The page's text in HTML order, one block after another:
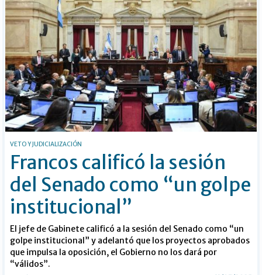
VETO Y JUDICIALIZACIÓN
Francos calificó la sesión
del Senado como “un golpe
institucional”
El jefe de Gabinete calificó a la sesión del Senado como “un
golpe institucional” y adelantó que los proyectos aprobados
que impulsa la oposición, el Gobierno no los dará por
“válidos”.